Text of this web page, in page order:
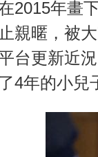
2015年畫
親暱，被
台更新近
4年的小兒